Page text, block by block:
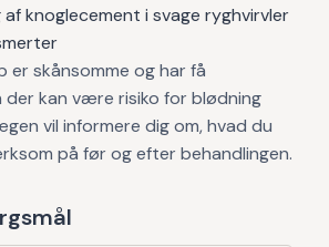
knoglecement i svage ryghvirvler
er skånsomme og har få
der kan være risiko for blødning
vil informere dig om, hvad du
på før og efter behandlingen.